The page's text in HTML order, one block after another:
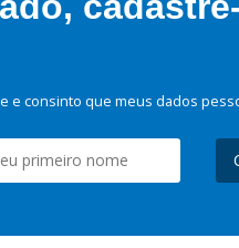
e consinto que meus dados